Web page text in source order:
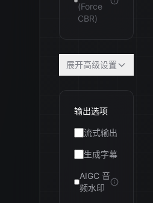
(Force
CBR)
展开高级设置
输出选项
流式输出
生成字幕
AIGC 音
频水印